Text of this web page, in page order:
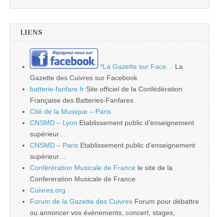
LIENS
*La Gazette sur Face…
La
Gazette des Cuivres sur Facebook
batterie-fanfare.fr Site officiel de la Confédération
Française des Batteries-Fanfares
Cité de la Musique – Paris
CNSMD – Lyon Etablissement public d’enseignement
supérieur…
CNSMD – Paris Etablissement public d’enseignement
supérieur…
Conférération Musicale de France le site de la
Confereration Musicale de France
Cuivres.org
Forum de la Gazette des Cuivres Forum pour débattre
ou annoncer vos évènements, concert, stages,